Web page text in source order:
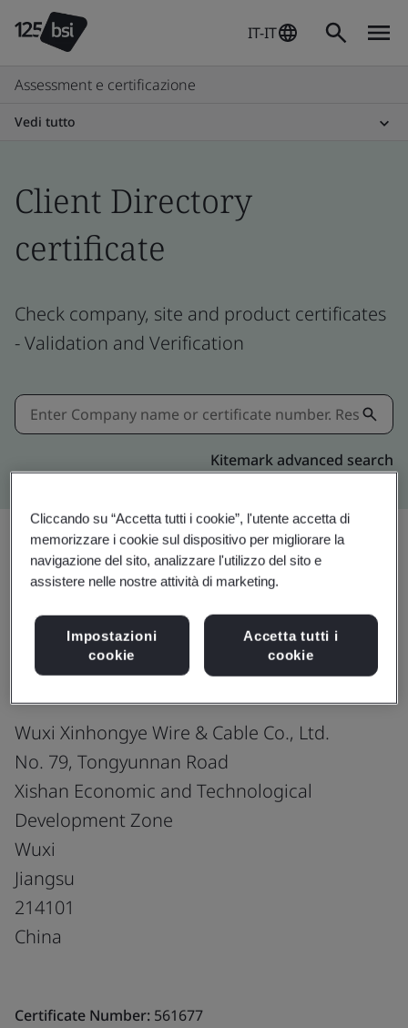
IT-IT
Assessment e certificazione
Vedi tutto
Client Directory
certificate
Check company, site and product certificates
- Validation and Verification
Kitemark advanced search
Condividi:
IATF 16949:2016
Wuxi Xinhongye Wire & Cable Co., Ltd.
No. 79, Tongyunnan Road
Xishan Economic and Technological
Development Zone
Wuxi
Jiangsu
214101
China
Certificate Number: 561677
Cliccando su “Accetta tutti i cookie”, l'utente accetta di
memorizzare i cookie sul dispositivo per migliorare la
navigazione del sito, analizzare l'utilizzo del sito e
assistere nelle nostre attività di marketing.
Impostazioni
cookie
Accetta tutti i
cookie